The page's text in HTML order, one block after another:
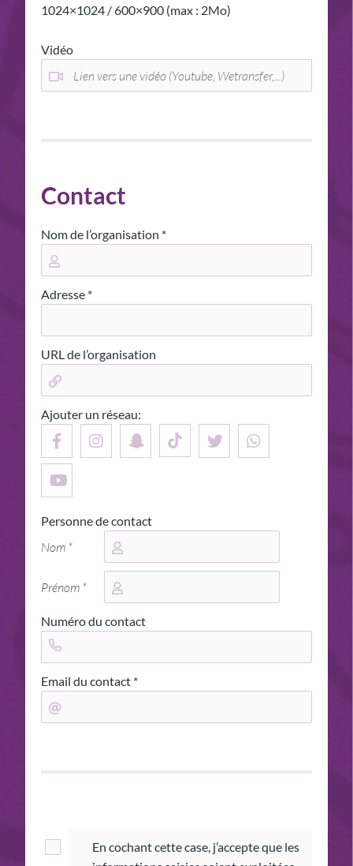
1024×1024 / 600×900 (max : 2Mo)
Vidéo
Contact
Nom de l’organisation *
Adresse *
URL de l’organisation
Ajouter un réseau:
Personne de contact
Nom *
Prénom *
Numéro du contact
Email du contact *
En cochant cette case, j’accepte que les